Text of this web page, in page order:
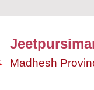
Madhesh